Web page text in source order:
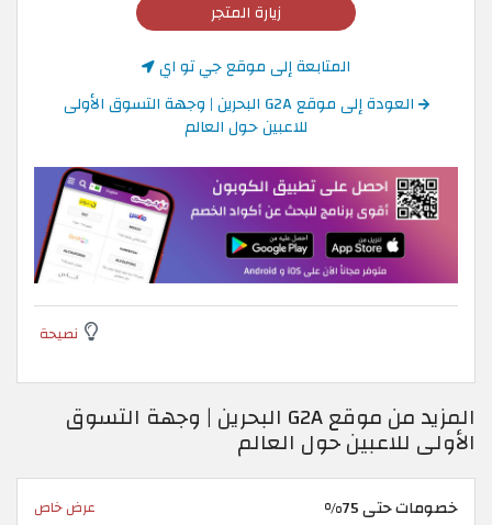
زيارة المتجر
المتابعة إلى موقع جي تو اي
العودة إلى موقع G2A البحرين | وجهة التسوق الأولى
للاعبين حول العالم
نصيحة
المزيد من موقع G2A البحرين | وجهة التسوق
الأولى للاعبين حول العالم
خصومات حتى 75% عرض خاص